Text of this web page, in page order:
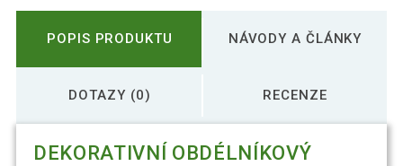
POPIS PRODUKTU NÁVODY A ČLÁNKY
DOTAZY (0) RECENZE
DEKORATIVNÍ OBDÉLNÍKOVÝ